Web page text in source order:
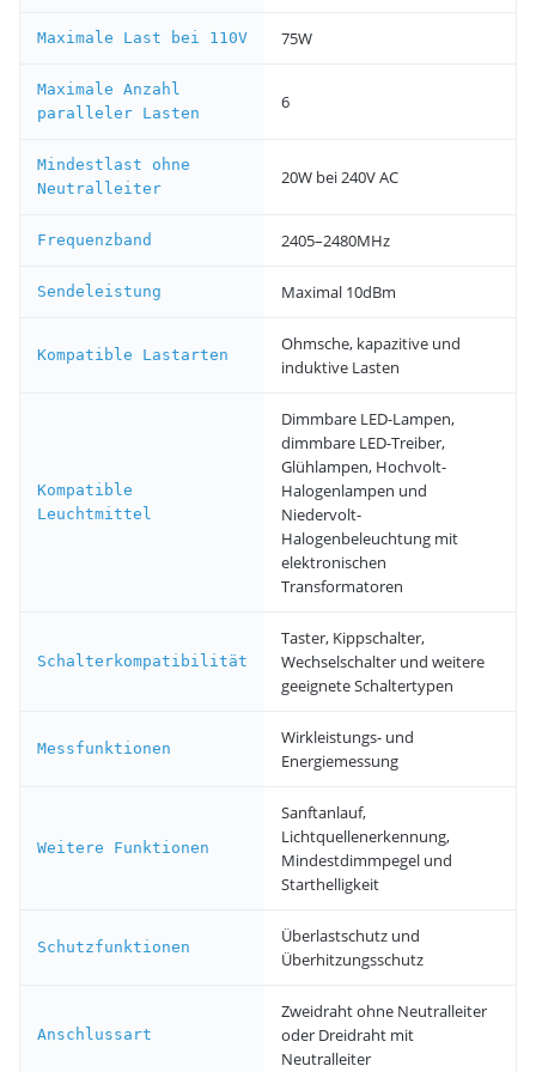
Maximale Last bei 110V 75W
Maximale Anzahl
paralleler Lasten
6
Mindestlast ohne
Neutralleiter
20W bei 240V AC
Frequenzband 2405–2480MHz
Sendeleistung Maximal 10dBm
Kompatible Lastarten
Ohmsche, kapazitive und
induktive Lasten
Kompatible
Leuchtmittel
Dimmbare LED-Lampen,
dimmbare LED-Treiber,
Glühlampen, Hochvolt-
Halogenlampen und
Niedervolt-
Halogenbeleuchtung mit
elektronischen
Transformatoren
Schalterkompatibilität
Taster, Kippschalter,
Wechselschalter und weitere
geeignete Schaltertypen
Messfunktionen
Wirkleistungs- und
Energiemessung
Weitere Funktionen
Sanftanlauf,
Lichtquellenerkennung,
Mindestdimmpegel und
Starthelligkeit
Schutzfunktionen
Überlastschutz und
Überhitzungsschutz
Anschlussart
Zweidraht ohne Neutralleiter
oder Dreidraht mit
Neutralleiter